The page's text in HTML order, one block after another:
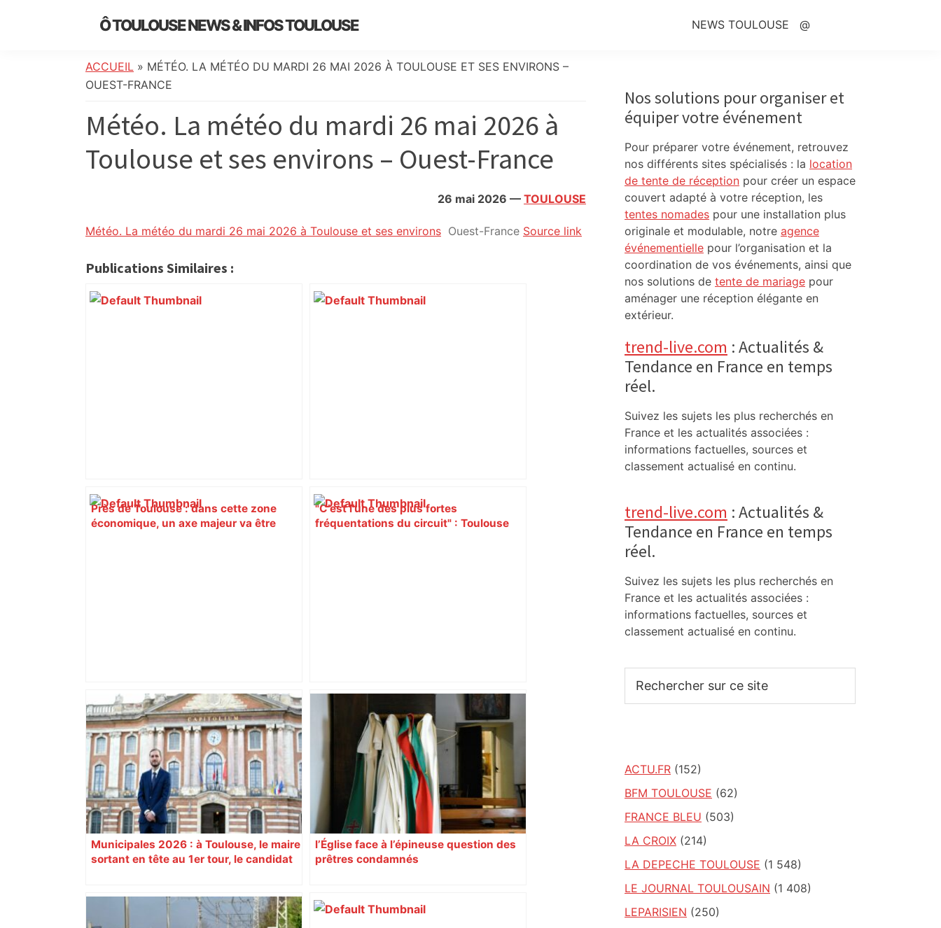
Ô TOULOUSE NEWS & INFOS TOULOUSE
de
l’actualité
:
info
locale,
société,
météo,
divers
initiatives
NEWS TOULOUSE @
ACCUEIL » MÉTÉO. LA MÉTÉO DU MARDI 26 MAI 2026 À TOULOUSE ET SES ENVIRONS –
OUEST-FRANCE
Météo. La météo du mardi 26 mai 2026 à
Toulouse et ses environs – Ouest-France
26 mai 2026 — TOULOUSE
Météo. La météo du mardi 26 mai 2026 à Toulouse et ses environs Ouest-France Source link
Publications Similaires :
Près de Toulouse : dans cette zone
économique, un axe majeur va être
"C’est l’une des plus fortes
fréquentations du circuit" : Toulouse
« Rien d'inquiétant » pour Guillaume
Restes, le gardien de Toulouse, après
sa sortie à Metz – L'Équipe
Alliance PS/LFI à Toulouse : Marc
Sztulman claque la porte – RMC
Municipales 2026 : à Toulouse, le maire
sortant en tête au 1er tour, le candidat
l’Église face à l’épineuse question des
prêtres condamnés
Sidebar
Nos solutions pour organiser et
équiper votre événement
Pour préparer votre événement, retrouvez
nos différents sites spécialisés : la location
de tente de réception pour créer un espace
couvert adapté à votre réception, les
tentes nomades pour une installation plus
originale et modulable, notre agence
événementielle pour l’organisation et la
coordination de vos événements, ainsi que
nos solutions de tente de mariage pour
aménager une réception élégante en
extérieur.
trend-live.com : Actualités &
Tendance en France en temps
réel.
Suivez les sujets les plus recherchés en
France et les actualités associées :
informations factuelles, sources et
classement actualisé en continu.
trend-live.com : Actualités &
Tendance en France en temps
réel.
Suivez les sujets les plus recherchés en
France et les actualités associées :
informations factuelles, sources et
classement actualisé en continu.
sur
ACTU.FR (152)
BFM TOULOUSE (62)
FRANCE BLEU (503)
LA CROIX (214)
LA DEPECHE TOULOUSE (1 548)
LE JOURNAL TOULOUSAIN (1 408)
LEPARISIEN (250)